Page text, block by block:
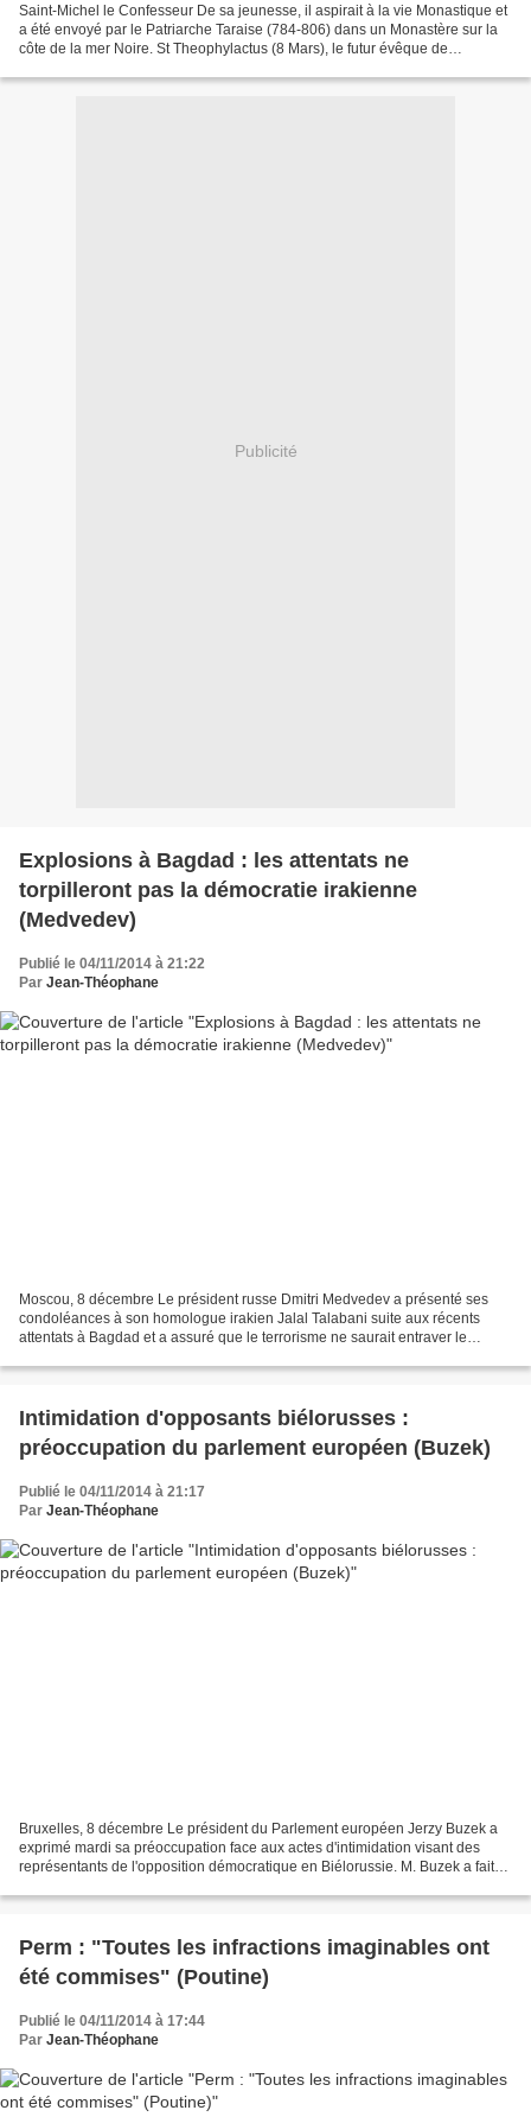
Saint-Michel le Confesseur De sa jeunesse, il aspirait à la vie Monastique et
a été envoyé par le Patriarche Taraise (784-806) dans un Monastère sur la
côte de la mer Noire. St Theophylactus (8 Mars), le futur évêque de
Publicité
Explosions à Bagdad : les attentats ne
torpilleront pas la démocratie irakienne
(Medvedev)
Publié le 04/11/2014 à 21:22
Par Jean-Théophane
Moscou, 8 décembre Le président russe Dmitri Medvedev a présenté ses
condoléances à son homologue irakien Jalal Talabani suite aux récents
attentats à Bagdad et a assuré que le terrorisme ne saurait entraver le
Intimidation d'opposants biélorusses :
préoccupation du parlement européen (Buzek)
Publié le 04/11/2014 à 21:17
Par Jean-Théophane
Bruxelles, 8 décembre Le président du Parlement européen Jerzy Buzek a
exprimé mardi sa préoccupation face aux actes d'intimidation visant des
représentants de l'opposition démocratique en Biélorussie. M. Buzek a fait
Perm : "Toutes les infractions imaginables ont
été commises" (Poutine)
Publié le 04/11/2014 à 17:44
Par Jean-Théophane